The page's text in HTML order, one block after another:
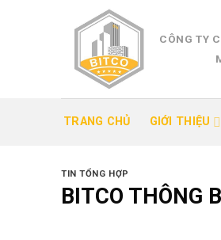
CÔNG TY
TRANG CHỦ GIỚI THIỆU
TIN TỔNG HỢP
BITCO THÔNG